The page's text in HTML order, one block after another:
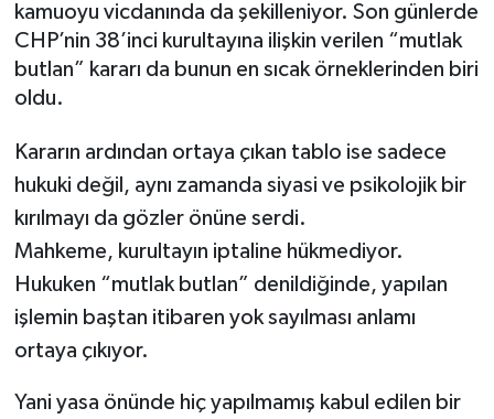
kamuoyu vicdanında da şekilleniyor. Son günlerde
CHP’nin 38’inci kurultayına ilişkin verilen “mutlak
butlan” kararı da bunun en sıcak örneklerinden biri
oldu.
Kararın ardından ortaya çıkan tablo ise sadece
hukuki değil, aynı zamanda siyasi ve psikolojik bir
kırılmayı da gözler önüne serdi.
Mahkeme, kurultayın iptaline hükmediyor.
Hukuken “mutlak butlan” denildiğinde, yapılan
işlemin baştan itibaren yok sayılması anlamı
ortaya çıkıyor.
Yani yasa önünde hiç yapılmamış kabul edilen bir